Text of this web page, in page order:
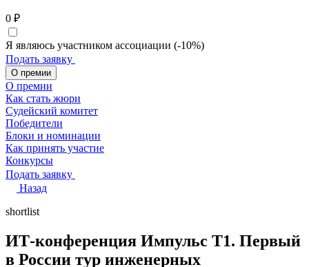
0 ₽
Я являюсь участником ассоциации (-10%)
Подать заявку
О премии
О премии
Как стать жюри
Судейский комитет
Победители
Блоки и номинации
Как принять участие
Конкурсы
Подать заявку
Назад
shortlist
ИТ-конференция Импульс Т1. Первый
в России тур инженерных